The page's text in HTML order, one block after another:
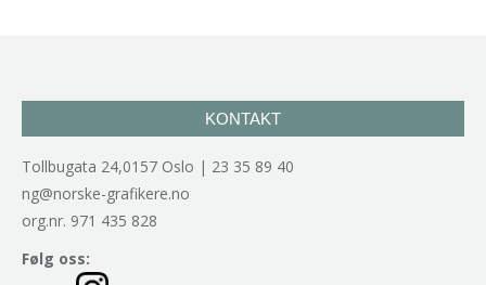
KONTAKT
Tollbugata 24,0157 Oslo | 23 35 89 40
ng@norske-grafikere.no
org.nr. 971 435 828
Følg oss: